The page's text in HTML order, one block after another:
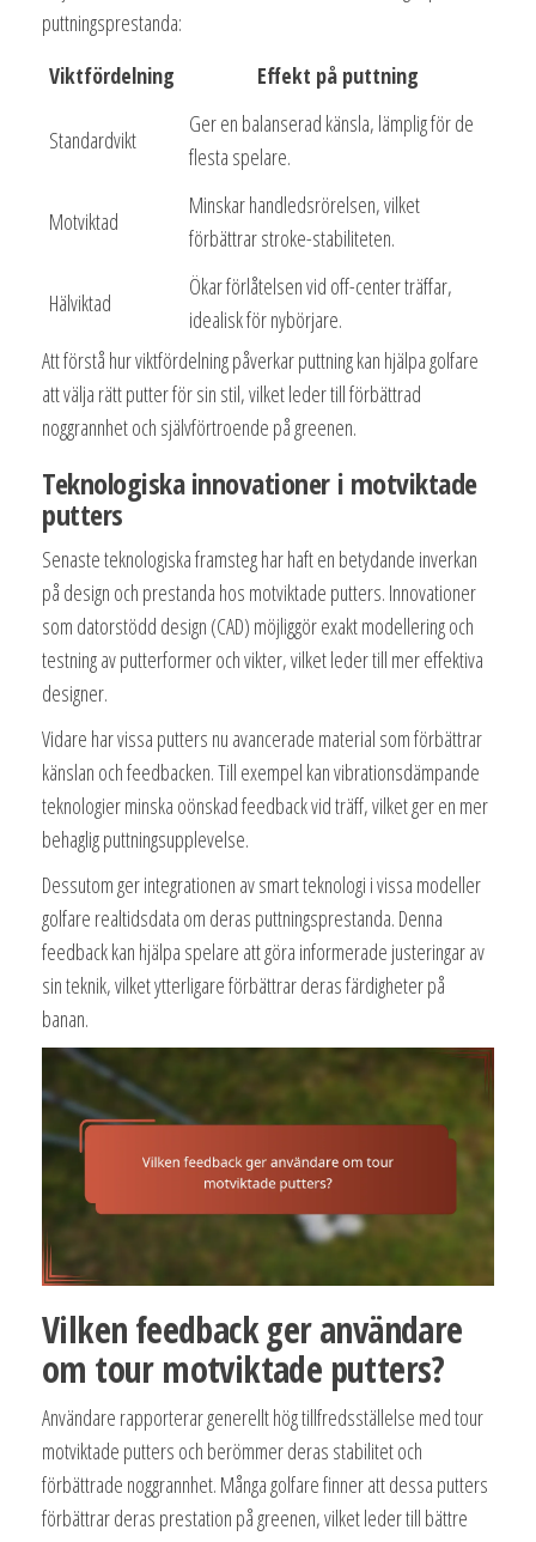
puttningsprestanda:
Viktfördelning
Effekt på puttning
Standardvikt
Ger en balanserad känsla, lämplig för de
flesta spelare.
Motviktad
Minskar handledsrörelsen, vilket
förbättrar stroke-stabiliteten.
Hälviktad
Ökar förlåtelsen vid off-center träffar,
idealisk för nybörjare.
Att förstå hur viktfördelning påverkar puttning kan hjälpa golfare
att välja rätt putter för sin stil, vilket leder till förbättrad
noggrannhet och självförtroende på greenen.
Teknologiska innovationer i motviktade
putters
Senaste teknologiska framsteg har haft en betydande inverkan
på design och prestanda hos motviktade putters. Innovationer
som datorstödd design (CAD) möjliggör exakt modellering och
testning av putterformer och vikter, vilket leder till mer effektiva
designer.
Vidare har vissa putters nu avancerade material som förbättrar
känslan och feedbacken. Till exempel kan vibrationsdämpande
teknologier minska oönskad feedback vid träff, vilket ger en mer
behaglig puttningsupplevelse.
Dessutom ger integrationen av smart teknologi i vissa modeller
golfare realtidsdata om deras puttningsprestanda. Denna
feedback kan hjälpa spelare att göra informerade justeringar av
sin teknik, vilket ytterligare förbättrar deras färdigheter på
banan.
Vilken feedback ger användare
om tour motviktade putters?
Användare rapporterar generellt hög tillfredsställelse med tour
motviktade putters och berömmer deras stabilitet och
förbättrade noggrannhet. Många golfare finner att dessa putters
förbättrar deras prestation på greenen, vilket leder till bättre